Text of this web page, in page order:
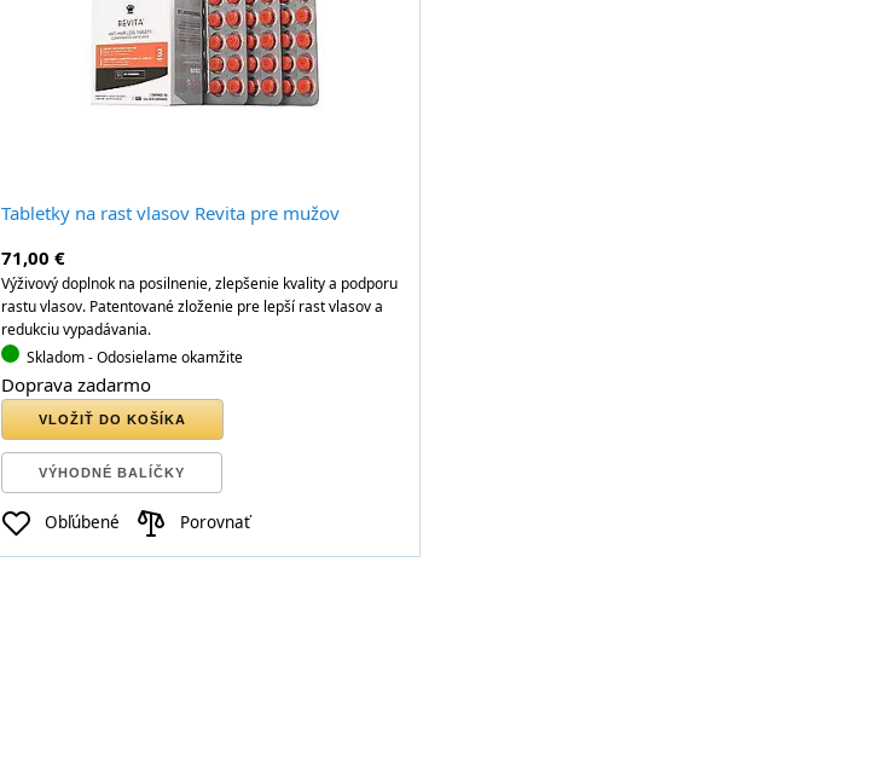
Tabletky na rast vlasov Revita pre mužov
71,00 €
Výživový doplnok na posilnenie, zlepšenie kvality a podporu
rastu vlasov. Patentované zloženie pre lepší rast vlasov a
redukciu vypadávania.
Skladom- Odosielame okamžite
Doprava zadarmo
VLOŽIŤ DO KOŠÍKA
VÝHODNÉ BALÍČKY
Obľúbené Porovnať